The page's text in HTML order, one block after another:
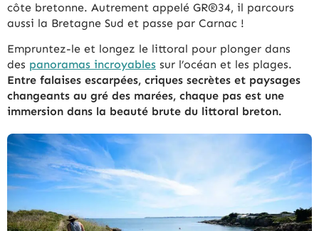
côte bretonne. Autrement appelé GR®34, il parcours
aussi la Bretagne Sud et passe par Carnac !
Empruntez-le et longez le littoral pour plonger dans
des panoramas incroyables sur l’océan et les plages.
Entre falaises escarpées, criques secrètes et paysages
changeants au gré des marées, chaque pas est une
immersion dans la beauté brute du littoral breton.